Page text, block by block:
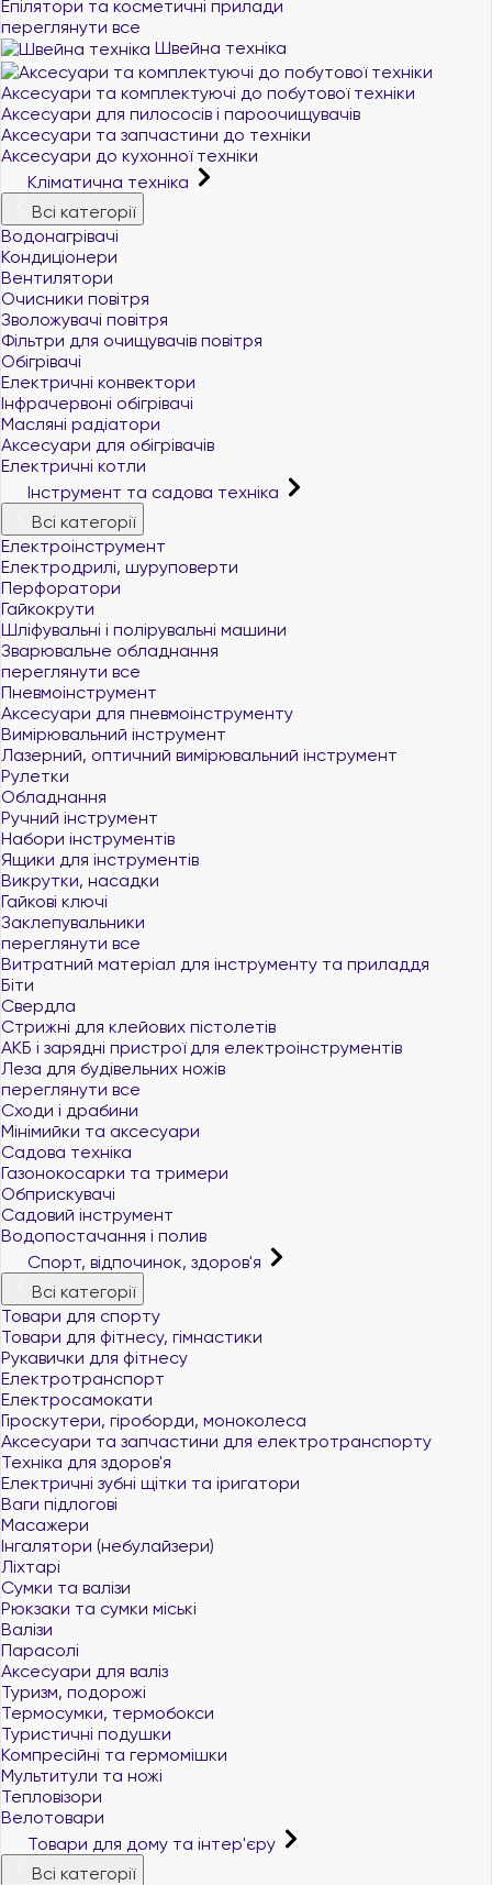
Епілятори та косметичні прилади
переглянути все
Швейна техніка
Аксесуари та комплектуючі до побутової техніки
Аксесуари для пилососів і пароочищувачів
Аксесуари та запчастини до техніки
Аксесуари до кухонної техніки
Кліматична техніка
Всі категорії
Водонагрівачі
Кондиціонери
Вентилятори
Очисники повітря
Зволожувачі повітря
Фільтри для очищувачів повітря
Обігрівачі
Електричні конвектори
Інфрачервоні обігрівачі
Масляні радіатори
Аксесуари для обігрівачів
Електричні котли
Інструмент та садова техніка
Всі категорії
Електроінструмент
Електродрилі, шуруповерти
Перфоратори
Гайкокрути
Шліфувальні і полірувальні машини
Зварювальне обладнання
переглянути все
Пневмоінструмент
Аксесуари для пневмоінструменту
Вимірювальний інструмент
Лазерний, оптичний вимірювальний інструмент
Рулетки
Обладнання
Ручний інструмент
Набори інструментів
Ящики для інструментів
Викрутки, насадки
Гайкові ключі
Заклепувальники
переглянути все
Витратний матеріал для інструменту та приладдя
Біти
Свердла
Стрижні для клейових пістолетів
АКБ і зарядні пристрої для електроінструментів
Леза для будівельних ножів
переглянути все
Сходи і драбини
Мінімийки та аксесуари
Садова техніка
Газонокосарки та тримери
Обприскувачі
Садовий інструмент
Водопостачання і полив
Спорт, відпочинок, здоров'я
Всі категорії
Товари для спорту
Товари для фітнесу, гімнастики
Рукавички для фітнесу
Електротранспорт
Електросамокати
Гіроскутери, гіроборди, моноколеса
Аксесуари та запчастини для електротранспорту
Техніка для здоров'я
Електричні зубні щітки та іригатори
Ваги підлогові
Масажери
Інгалятори (небулайзери)
Ліхтарі
Сумки та валізи
Рюкзаки та сумки міські
Валізи
Парасолі
Аксесуари для валіз
Туризм, подорожі
Термосумки, термобокси
Туристичні подушки
Компресійні та гермомішки
Мультитули та ножі
Тепловізори
Велотовари
Товари для дому та інтер'єру
Всі категорії